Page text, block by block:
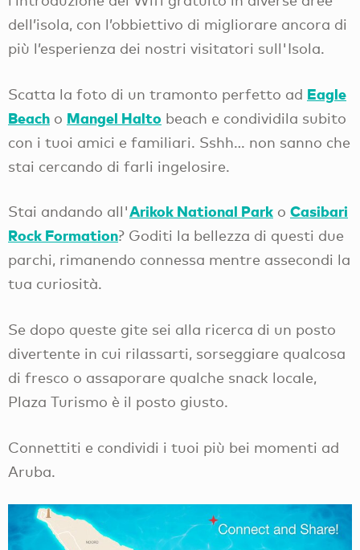
dell’isola, con l’obbiettivo di migliorare ancora di
più l’esperienza dei nostri visitatori sull'Isola.
Scatta la foto di un tramonto perfetto ad Eagle
Beach o Mangel Halto beach e condividila subito
con i tuoi amici e familiari. Sshh… non sanno che
stai cercando di farli ingelosire.
Stai andando all'Arikok National Park o Casibari
Rock Formation? Goditi la bellezza di questi due
parchi, rimanendo connessa mentre assecondi la
tua curiosità.
Se dopo queste gite sei alla ricerca di un posto
divertente in cui rilassarti, sorseggiare qualcosa
di fresco o assaporare qualche snack locale,
Plaza Turismo è il posto giusto.
Connettiti e condividi i tuoi più bei momenti ad
Aruba.